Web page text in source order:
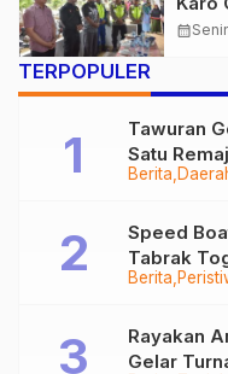
calendar_month
TERPOPULER
Berita
Tawuran
Satu
Ditangkap
Berita
Speed
Tabrak
Sempat
Rayakan
Gelar